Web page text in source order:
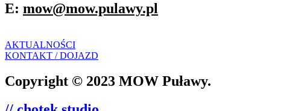
E: mow@mow.pulawy.pl
AKTUALNOŚCI
KONTAKT / DOJAZD
Copyright © 2023 MOW Puławy.